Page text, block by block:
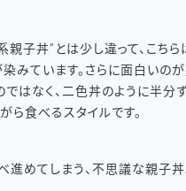
親子丼”とは少し違って、こち
みています。さらに面白いのが
はなく、二色丼のように半分
ら食べるスタイルです。
めてしまう、不思議な親子丼